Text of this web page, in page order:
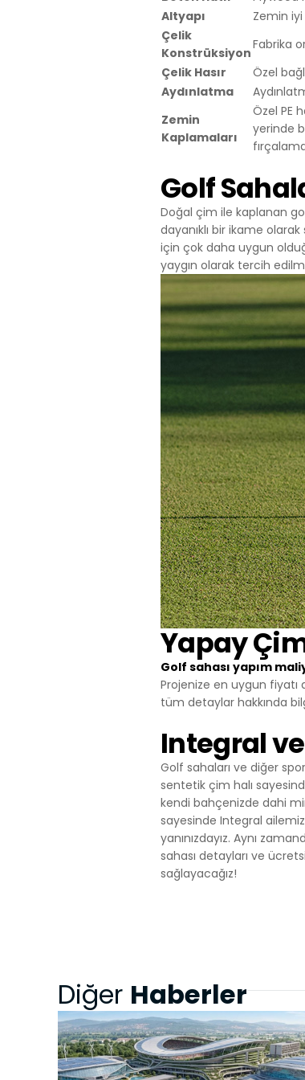
Altyapı
Zemin iyi
Çelik
Konstrüksiyon
Fabrika
Çelik Hasır
Özel
Aydınlatma
Zemin
Kaplamaları
Özel PE
yerinde
Golf
Doğal çim ile kaplanan
dayanıklı bir ikame
için çok daha uygun
yaygın olarak tercih
Yapay
Golf sahası yapım
Projenize en uygun fiyatı
tüm detaylar hakkında
Integral
Golf sahaları ve diğer
sentetik çim halı
kendi bahçenizde dahi
sayesinde Integral ailemiz
yanınızdayız. Aynı
sahası detayları ve
sağlayacağız!
Diğer Haberler